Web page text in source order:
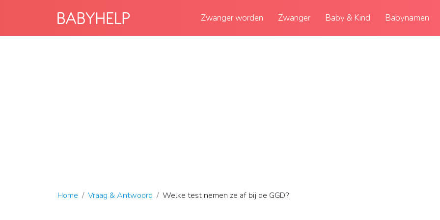
Zwanger worden Zwanger Baby & Kind Babynamen
Home Vraag & Antwoord Welke test nemen ze af bij de GGD?